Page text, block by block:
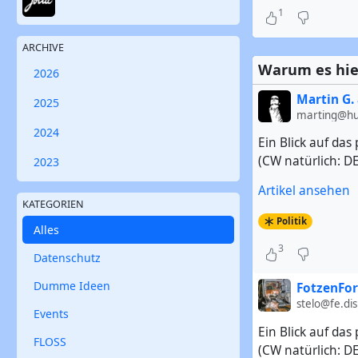
ARCHIVE
2026
2025
2024
2023
KATEGORIEN
Alles
Datenschutz
Dumme Ideen
Events
FLOSS
1
Warum es
Martin
Ein Blick auf
(CW natürlich:
Artikel ansehen
Politik
3
Ein Blick auf
(CW natürlich: